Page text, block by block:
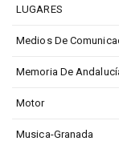
LUGARES
Medios De
Memoria De
Motor
Musica-Granada